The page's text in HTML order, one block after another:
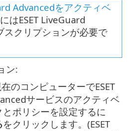
Advancedをアクティベ
にはESET LiveGuard
スクリプションが必要で
ン:
のコンピューターでESET
サービスのアクティベ
ポリシーを設定するに
をクリックします。(ESET